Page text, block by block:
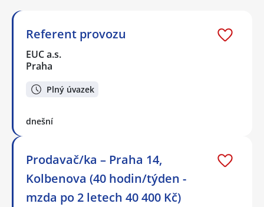
Referent provozu
EUC a.s.
Praha
Plný úvazek
dnešní
Prodavač/ka – Praha 14,
Kolbenova (40 hodin/týden -
mzda po 2 letech 40 400 Kč)